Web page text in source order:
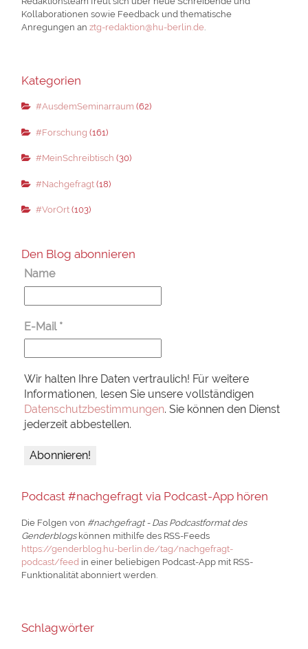
Kollaborationen sowie Feedback und thematische
Anregungen anztg-redaktion@hu-berlin.de.
Kategorien
#AusdemSeminarraum (62)
#Forschung (161)
#MeinSchreibtisch (30)
#Nachgefragt(18)
#VorOrt(103)
Den Blog abonnieren
Name
E-Mail *
Wir halten Ihre Daten vertraulich! Für weitere
Informationen, lesen Sie unsere vollständigen
Datenschutzbestimmungen. Sie können den Dienst
jederzeit abbestellen.
Podcast #nachgefragt via Podcast-App hören
Die Folgen von #nachgefragt - Das Podcastformat des
Genderblogskönnen mithilfe des RSS-Feeds
https://genderblog.hu-berlin.de/tag/nachgefragt-
podcast/feed in einer beliebigen Podcast-App mit RSS-
Funktionalität abonniert werden.
Schlagwörter